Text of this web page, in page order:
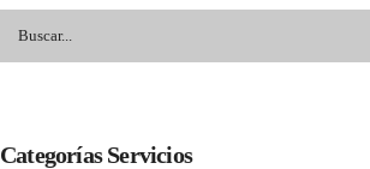
Categorías Servicios